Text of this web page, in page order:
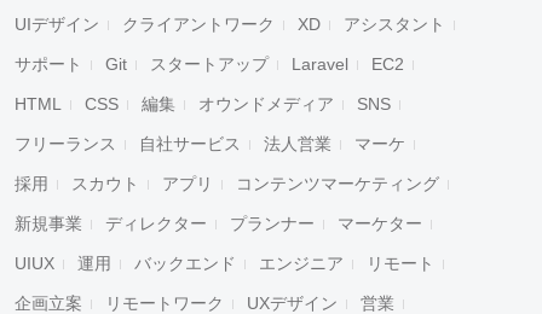
UIデザイン クライアントワーク XD アシスタント
サポート Git スタートアップ Laravel EC2
HTML CSS 編集 オウンドメディア SNS
フリーランス 自社サービス 法人営業 マーケ
採用 スカウト アプリ コンテンツマーケティング
新規事業 ディレクター プランナー マーケター
UIUX 運用 バックエンド エンジニア リモート
企画立案 リモートワーク UXデザイン 営業